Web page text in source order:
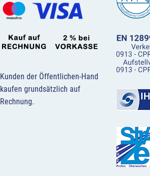
Kunden der Öffentlichen-Hand
kaufen grundsätzlich auf
Rechnung.